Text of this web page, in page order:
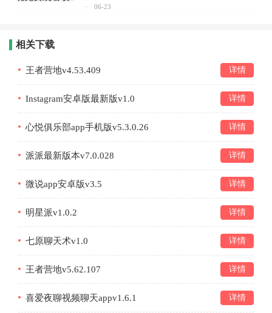
06-23
相关下载
王者营地v4.53.409 详情
Instagram安卓版最新版v1.0 详情
心悦俱乐部app手机版v5.3.0.26 详情
派派最新版本v7.0.028 详情
微说app安卓版v3.5 详情
明星派v1.0.2 详情
七原聊天术v1.0 详情
王者营地v5.62.107 详情
喜爱夜聊视频聊天appv1.6.1 详情